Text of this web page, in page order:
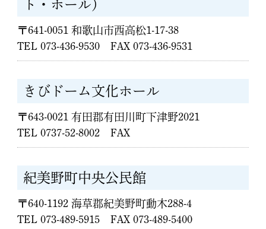
ト・ホール）
〒641-0051 和歌山市西高松1-17-38
TEL 073-436-9530 FAX 073-436-9531
きびドーム文化ホール
〒643-0021 有田郡有田川町下津野2021
TEL 0737-52-8002 FAX
紀美野町中央公民館
〒640-1192 海草郡紀美野町動木288-4
TEL 073-489-5915 FAX 073-489-5400